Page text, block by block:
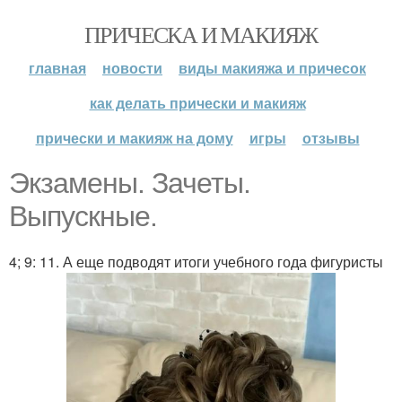
ПРИЧЕСКА И МАКИЯЖ
главная новости
виды макияжа и причесок
как делать прически и макияж
прически и макияж на дому
игры отзывы
Экзамены. Зачеты.
Выпускные.
4; 9: 11. А еще подводят итоги учебного года фигуристы